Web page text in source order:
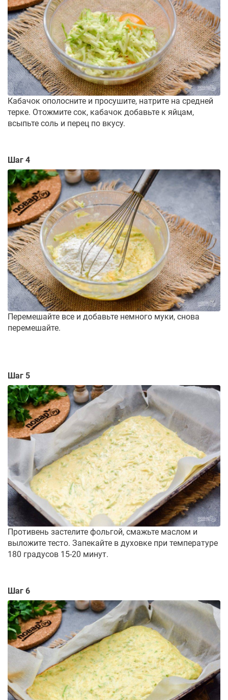
Кабачок ополосните и просушите, натрите на средней
терке. Отожмите сок, кабачок добавьте к яйцам,
всыпьте соль и перец по вкусу.
Шаг 4
Перемешайте все и добавьте немного муки, снова
перемешайте.
Шаг 5
Противень застелите фольгой, смажьте маслом и
выложите тесто. Запекайте в духовке при температуре
180 градусов 15-20 минут.
Шаг 6